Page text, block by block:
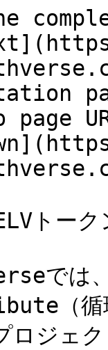
page
トーク
では
（循
ロジェ